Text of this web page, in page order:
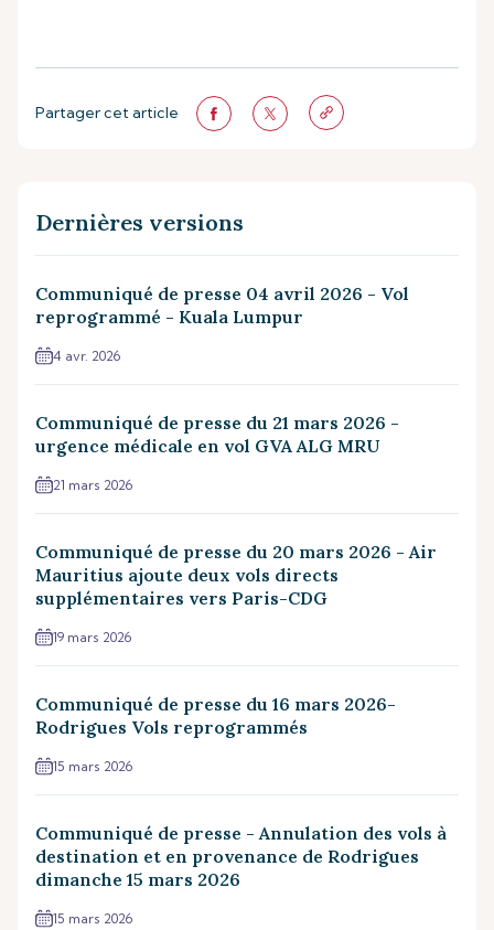
Partager cet article
Dernières versions
Communiqué de presse 04 avril 2026 - Vol
reprogrammé - Kuala Lumpur
4 avr. 2026
Communiqué de presse du 21 mars 2026 -
urgence médicale en vol GVA ALG MRU
21 mars 2026
Communiqué de presse du 20 mars 2026 - Air
Mauritius ajoute deux vols directs
supplémentaires vers Paris-CDG
19 mars 2026
Communiqué de presse du 16 mars 2026-
Rodrigues Vols reprogrammés
15 mars 2026
Communiqué de presse - Annulation des vols à
destination et en provenance de Rodrigues
dimanche 15 mars 2026
15 mars 2026